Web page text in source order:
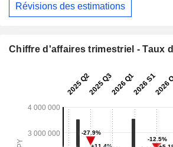
Révisions des estimations
Chiffre d'affaires trimestriel - Taux